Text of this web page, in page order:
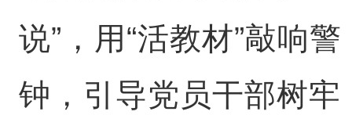
说”，用“活教材”敲响警
钟，引导党员干部树牢